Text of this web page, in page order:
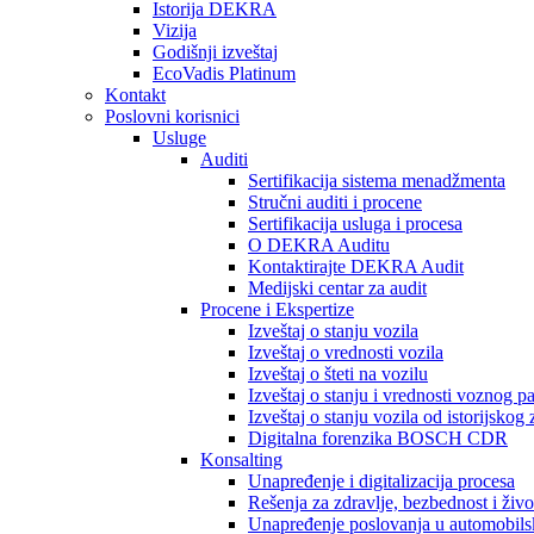
Istorija DEKRA
Vizija
Godišnji izveštaj
EcoVadis Platinum
Kontakt
Poslovni korisnici
Usluge
Auditi
Sertifikacija sistema menadžmenta
Stručni auditi i procene
Sertifikacija usluga i procesa
O DEKRA Auditu
Kontaktirajte DEKRA Audit
Medijski centar za audit
Procene i Ekspertize
Izveštaj o stanju vozila
Izveštaj o vrednosti vozila
Izveštaj o šteti na vozilu
Izveštaj o stanju i vrednosti voznog
Izveštaj o stanju vozila od istorijskog
Digitalna forenzika BOSCH CDR
Konsalting
Unapređenje i digitalizacija procesa
Rešenja za zdravlje, bezbednost i
Unapređenje poslovanja u